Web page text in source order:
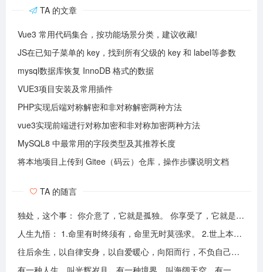
TA 的文章
Vue3 常用代码集合，按功能场景分类，建议收藏!
JS在已知子菜单的 key，找到所有父级的 key 和 label等参数
mysql数据库恢复 InnoDB 格式的数据
VUE3项目安装及常用插件
PHP实现后端对称解密和非对称解密两种方法
vue3实现前端进行对称加密和非对称加密两种方法
MySQL8 中最常用的字段类型及其推荐长度
将本地项目上传到 Gitee（码云）仓库，操作步骤说明文档
TA 的随言
独处，这个事： 你介意了，它就是孤独。 你享受了，它就是自由。
人生九悟： 1.命里有时终须有，命里无时莫强求。 2.世上本无事槦人自扰之。 3.睡前原谅一切，醒来不问过往。 4.平安健康是财富，无病无灾。 5.人心换人心，换不来就转身。 6.看破不说破，看透不说透。 7.得意时看淡，失意时看开。 8.知足常乐，一切随缘。 9.人生本过客，何须执着。
往后余生，以自律安身，以自爱暖心，向阳而行，不负自己，活成自己喜欢的模样！